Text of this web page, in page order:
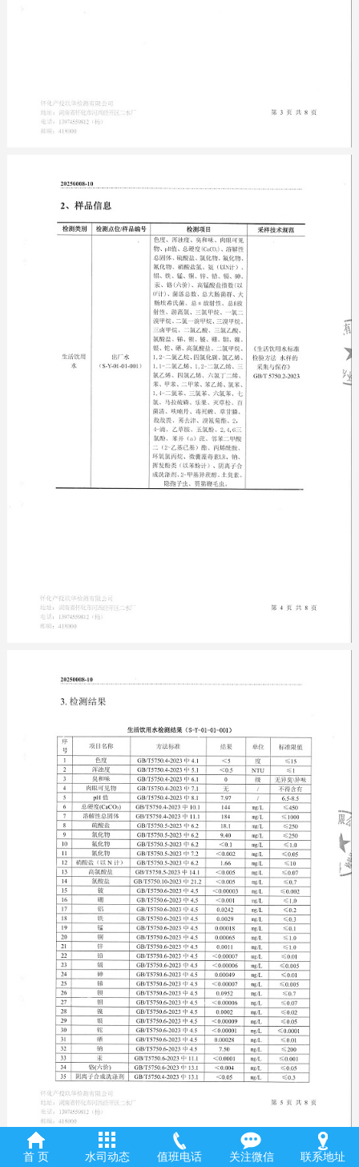
首 页 水司动态 值班电话 关注微信 联系地址